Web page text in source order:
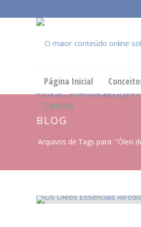
Página Inicial
Contato
BLOG
Arquivos de Tags para: "Óleo